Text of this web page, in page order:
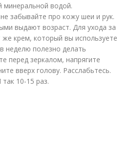
минеральной водой.
забывайте про кожу шеи и рук.
выдают возраст. Для ухода за
крем, который вы используете
неделю полезно делать
перед зеркалом, напрягите
вверх голову. Расслабьтесь.
10-15 раз.